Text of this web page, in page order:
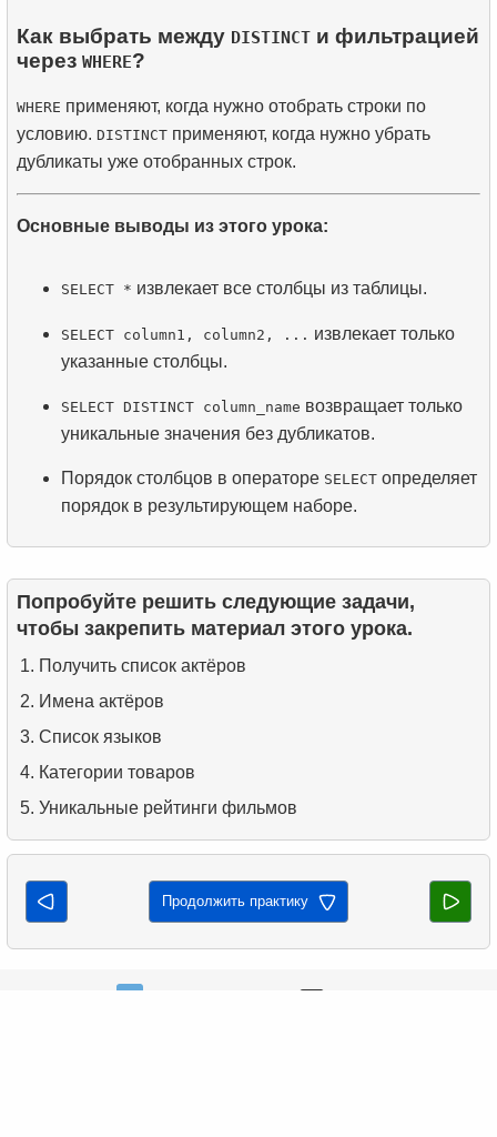
Как выбрать между DISTINCT и фильтрацией
через WHERE?
WHERE применяют, когда нужно отобрать строки по
условию. DISTINCT применяют, когда нужно убрать
дубликаты уже отобранных строк.
Основные выводы из этого урока:
SELECT * извлекает все столбцы из таблицы.
SELECT column1, column2, ... извлекает только
указанные столбцы.
SELECT DISTINCT column_name возвращает только
уникальные значения без дубликатов.
Порядок столбцов в операторе SELECT определяет
порядок в результирующем наборе.
Попробуйте решить следующие задачи,
чтобы закрепить материал этого урока.
Получить список актёров
Имена актёров
Список языков
Категории товаров
Уникальные рейтинги фильмов
Продолжить практику